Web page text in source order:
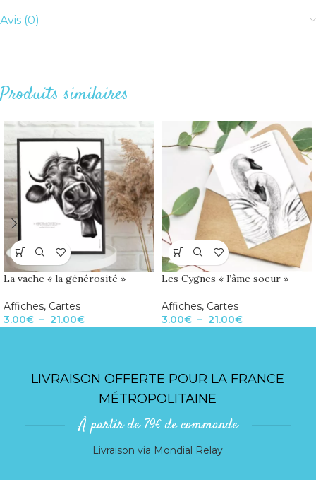
Avis (0)
Produits similaires
La vache « la générosité »
Affiches, Cartes
3.00€ – 21.00€
Les Cygnes « l’âme soeur »
Affiches, Cartes
3.00€ – 21.00€
LIVRAISON OFFERTE POUR LA FRANCE
MÉTROPOLITAINE
À partir de 79€ de commande
Livraison via Mondial Relay